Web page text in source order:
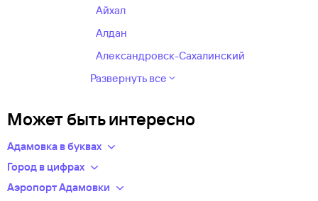
Айхал
Алдан
Александровск-Сахалинский
Развернуть все
Может быть интересно
Адамовка в буквах
Указав конкретный пункт отправления, вы сможете узнать
Город в цифрах
Телефонный код: (+7) +7
Аэропорт Адамовки